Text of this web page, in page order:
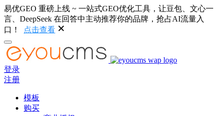
易优GEO 重磅上线 ~ 一站式GEO优化工具，让豆包、文心一
言、DeepSeek 在回答中主动推荐你的品牌，抢占AI流量入
口！
点击查看
登录
注册
模板
购买